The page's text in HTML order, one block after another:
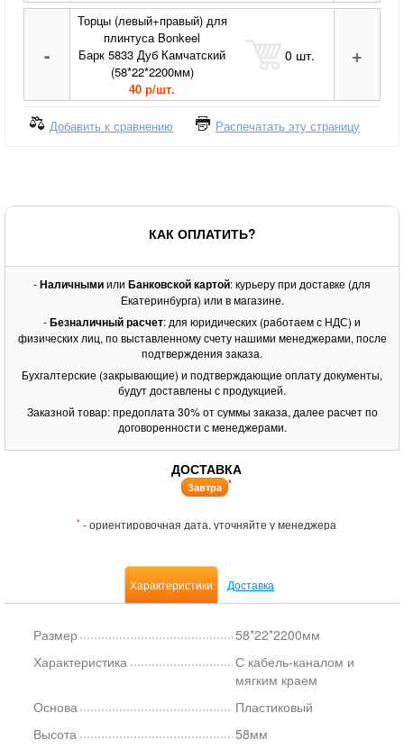
-
Торцы (левый+правый) для
плинтуса Bonkeel
Барк 5833 Дуб Камчатский
(58*22*2200мм)
40 р/шт.
0 шт. +
Добавить к сравнению Распечатать эту страницу
КАК ОПЛАТИТЬ?
-Наличнымиили Банковской картой: курьеру при доставке (для
Екатеринбурга) или в магазине.
-Безналичный расчет: для юридических (работаем с НДС) и
физических лиц, по выставленному счету нашими менеджерами, после
подтверждения заказа.
Бухгалтерские (закрывающие) и подтверждающие оплату документы,
будут доставлены с продукцией.
Заказной товар: предоплата 30% от суммы заказа, далее расчет по
договоренности с менеджерами.
ДОСТАВКА
Завтра *
* - ориентировочная дата, уточняйте у менеджера
Характеристики Доставка
Размер
58*22*2200мм
Характеристика
С кабель-каналом и
мягким краем
Основа
Пластиковый
Высота
58мм